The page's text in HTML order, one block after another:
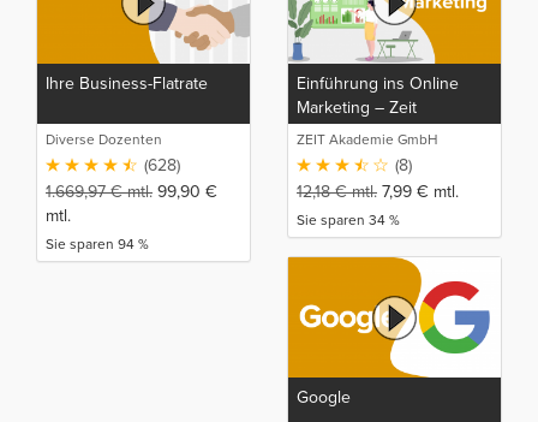
Ihre Business-Flatrate
Diverse Dozenten
(628)
1.669,97€mtl. 99,90 €
mtl.
Sie sparen 94 %
Einführung ins Online
Marketing – Zeit
Akademie
ZEIT Akademie GmbH
(8)
12,18€mtl. 7,99 € mtl.
Sie sparen 34 %
Google